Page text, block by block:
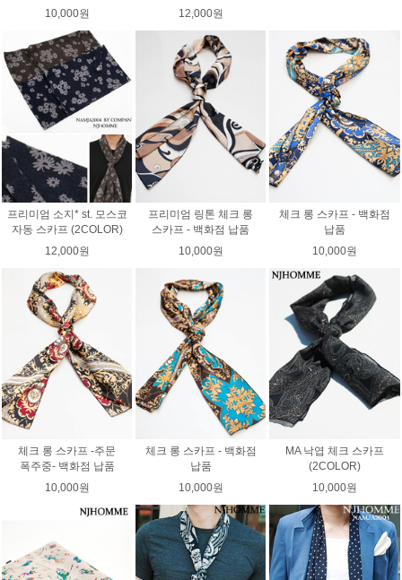
10,000원
12,000원
프리미엄 소지* st. 모스코
자동 스카프 (2COLOR)
12,000원
프리미엄 링톤 체크 롱
스카프 - 백화점 납품
10,000원
체크 롱 스카프 - 백화점
납품
10,000원
체크 롱 스카프 -주문
폭주중- 백화점 납품
10,000원
체크 롱 스카프 - 백화점
납품
10,000원
MA 낙엽 체크 스카프
(2COLOR)
10,000원